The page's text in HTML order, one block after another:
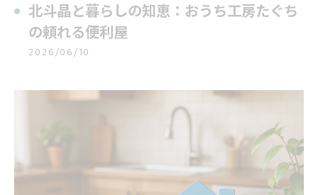
北斗晶と暮らしの知恵：おうち工房たぐち
の頼れる便利屋
2026/06/10